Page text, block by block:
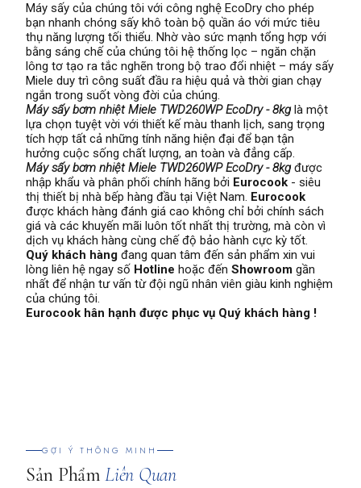
Máy sấy của chúng tôi với công nghệ EcoDry cho phép
bạn nhanh chóng sấy khô toàn bộ quần áo với mức tiêu
thụ năng lượng tối thiểu. Nhờ vào sức mạnh tổng hợp với
bằng sáng chế của chúng tôi hệ thống lọc – ngăn chặn
lông tơ tạo ra tắc nghẽn trong bộ trao đổi nhiệt – máy sấy
Miele duy trì công suất đầu ra hiệu quả và thời gian chạy
ngắn trong suốt vòng đời của chúng.
Máy sấy bơm nhiệt Miele TWD260WP EcoDry - 8kglà một
lựa chọn tuyệt vời với thiết kế màu thanh lịch, sang trọng
tích hợp tất cả những tính năng hiện đại để bạn tận
hưởng cuộc sống chất lượng, an toàn và đẳng cấp.
Máy sấy bơm nhiệt Miele TWD260WP EcoDry - 8kgđược
nhập khẩu và phân phối chính hãng bởi Eurocook - siêu
thị thiết bị nhà bếp hàng đầu tại Việt Nam. Eurocook
được khách hàng đánh giá cao không chỉ bởi chính sách
giá và các khuyến mãi luôn tốt nhất thị trường, mà còn vì
dịch vụ khách hàng cùng chế độ bảo hành cực kỳ tốt.
Quý khách hàng đang quan tâm đến sản phẩm xin vui
lòng liên hệ ngay số Hotline hoặc đến Showroom gần
nhất để nhận tư vấn từ đội ngũ nhân viên giàu kinh nghiệm
của chúng tôi.
Eurocook hân hạnh được phục vụ Quý khách hàng !
GỢI Ý THÔNG MINH
Sản PhẩmLiên Quan